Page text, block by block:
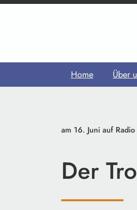
Home Über
am 16. Juni auf
Der